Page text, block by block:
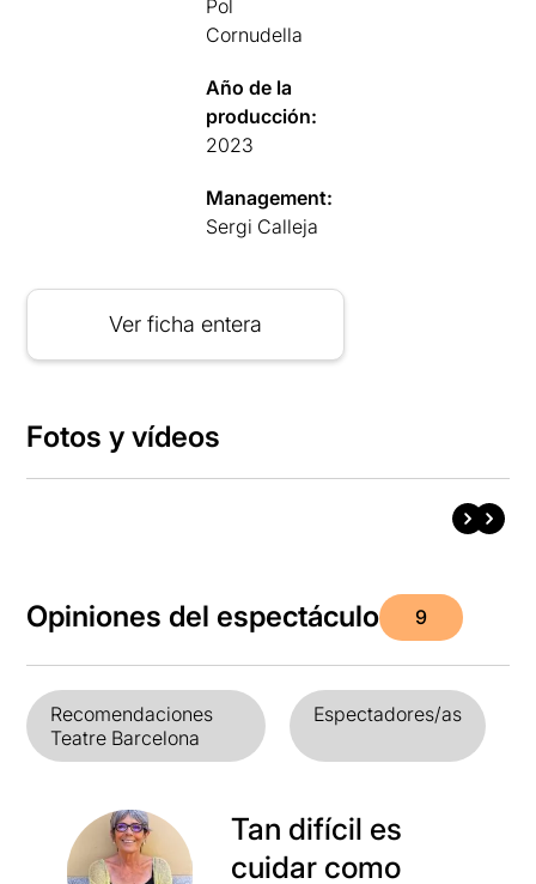
Pol
Cornudella
Año de la
producción:
2023
Management:
Sergi Calleja
Ver ficha entera
Fotos y vídeos
Opiniones del espectáculo 9
Recomendaciones
Teatre Barcelona
Espectadores/as
Tan difícil es
cuidar como